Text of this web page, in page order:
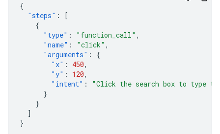
{
"steps" :
[
{
"type" : "function_call" ,
"name" : "click" ,
"arguments" :
{
"x" : 450,
"y" : 120,
"intent" :
"Click the search box to type
}
}
]
}